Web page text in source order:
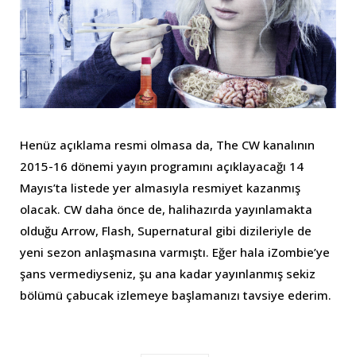
Henüz açıklama resmi olmasa da, The CW kanalının
2015-16 dönemi yayın programını açıklayacağı 14
Mayıs’ta listede yer almasıyla resmiyet kazanmış
olacak. CW daha önce de, halihazırda yayınlamakta
olduğu Arrow, Flash, Supernatural gibi dizileriyle de
yeni sezon anlaşmasına varmıştı. Eğer hala iZombie’ye
şans vermediyseniz, şu ana kadar yayınlanmış sekiz
bölümü çabucak izlemeye başlamanızı tavsiye ederim.